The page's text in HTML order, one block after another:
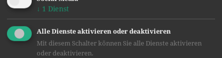
Text und Bilder: Mag.
↓ 1 Dienst
Alle Dienste aktivieren oder deaktivieren
Mit diesem Schalter können Sie alle Dienste aktivieren
oder deaktivieren.